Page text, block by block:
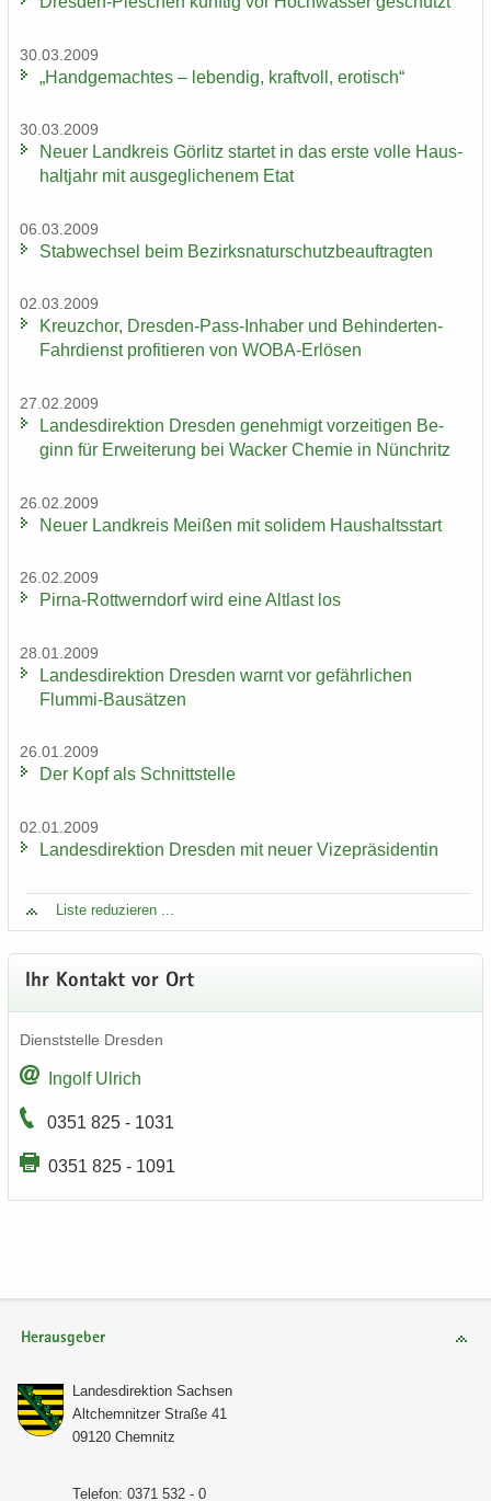
30.03.2009
„Hand­ge­mach­tes – le­ben­dig, kraft­voll, ero­tisch“
30.03.2009
Neuer Land­kreis Gör­litz star­tet in das erste volle Haus­
halt­jahr mit aus­ge­gli­che­nem Etat
06.03.2009
Stab­wech­sel beim Be­zirks­na­tur­schutz­be­auf­trag­ten
02.03.2009
Kreuz­chor, Dresden-​Pass-Inhaber und Behinderten-​
Fahrdienst pro­fi­tie­ren von WOBA-​Erlösen
27.02.2009
Lan­des­di­rek­ti­on Dres­den ge­neh­migt vor­zei­ti­gen Be­
ginn für Er­wei­te­rung bei Wa­cker Che­mie in Nün­chritz
26.02.2009
Neuer Land­kreis Mei­ßen mit so­li­dem Haus­halts­start
26.02.2009
Pirna-​Rottwerndorf wird eine Alt­last los
28.01.2009
Lan­des­di­rek­ti­on Dres­den warnt vor ge­fähr­li­chen
Flummi-​Bausätzen
26.01.2009
Der Kopf als Schnitt­stel­le
02.01.2009
Lan­des­di­rek­ti­on Dres­den mit neuer Vi­ze­prä­si­den­tin
Liste re­du­zie­ren ...
Ihr Kon­takt vor Ort
Dienst­stel­le Dres­den
In­golf Ul­rich
0351 825 - 1031
0351 825 - 1091
Herausgeber
Lan­des­di­rek­ti­on Sach­sen
Alt­chem­nit­zer Stra­ße 41
09120 Chem­nitz
Te­le­fon: 0371 532 - 0